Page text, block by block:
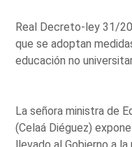
Real Decreto-ley 31/
que se adoptan
educación no
La señora ministra de
(Celaá Diéguez)
llevado al Gobierno a